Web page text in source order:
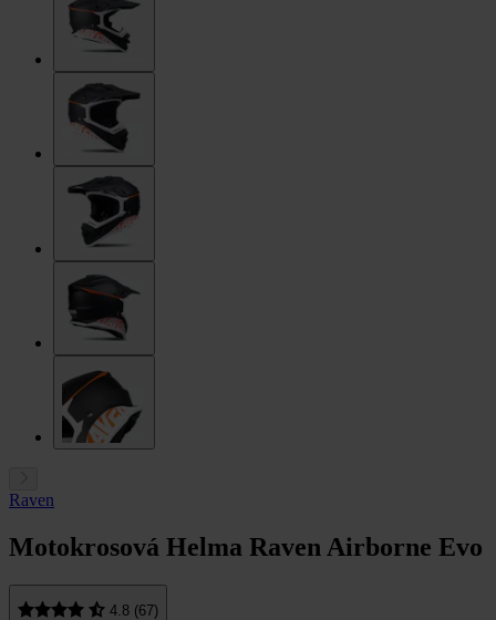
Raven
Motokrosová Helma Raven Airborne Evo
4.8 (67)